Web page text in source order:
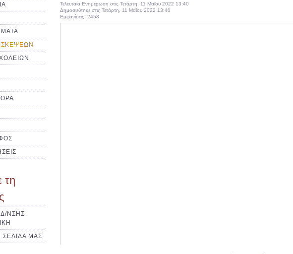
τη
Δ/ΝΣΗΣ
ΣΕΛΙΔΑ ΜΑΣ
Τελευταία Ενημέρωση στις Τετάρτη, 11 Μαΐου 2022 13:40
Δημοσιεύτηκε στις Τετάρτη, 11 Μαΐου 2022 13:40
Εμφανίσεις: 2458